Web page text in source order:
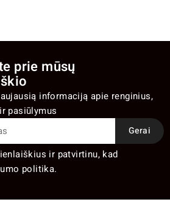
prie mūsų
informaciją apie renginius,
pasiūlymus
ir patvirtinu, kad
politika.